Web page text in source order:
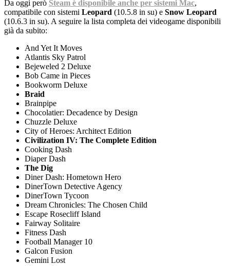
Da oggi però Steam è disponibile anche per sistemi Mac,
compatibile con sistemi Leopard (10.5.8 in su) e Snow Leopard
(10.6.3 in su). A seguire la lista completa dei videogame disponibili
già da subito:
And Yet It Moves
Atlantis Sky Patrol
Bejeweled 2 Deluxe
Bob Came in Pieces
Bookworm Deluxe
Braid
Brainpipe
Chocolatier: Decadence by Design
Chuzzle Deluxe
City of Heroes: Architect Edition
Civilization IV: The Complete Edition
Cooking Dash
Diaper Dash
The Dig
Diner Dash: Hometown Hero
DinerTown Detective Agency
DinerTown Tycoon
Dream Chronicles: The Chosen Child
Escape Rosecliff Island
Fairway Solitaire
Fitness Dash
Football Manager 10
Galcon Fusion
Gemini Lost